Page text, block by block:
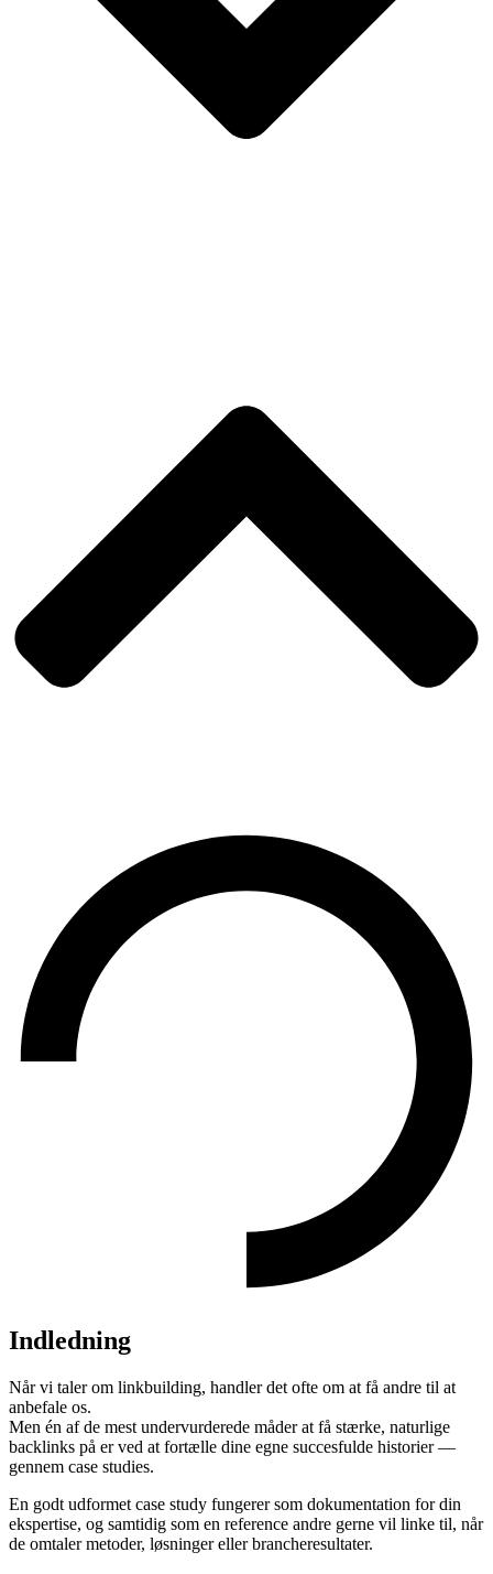
Indledning
Når vi taler om linkbuilding, handler det ofte om at få andre til at
anbefale os.
Men én af de mest undervurderede måder at få stærke, naturlige
backlinks på er ved at fortælle dine egne succesfulde historier —
gennem case studies.
En godt udformet case study fungerer som dokumentation for din
ekspertise, og samtidig som en reference andre gerne vil linke til, når
de omtaler metoder, løsninger eller brancheresultater.